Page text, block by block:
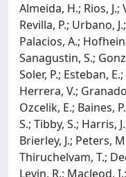
Almeida, H.; Rios,
Revilla, P.; Urbano,
Palacios, A.;
Sanagustin, S.;
Soler, P.; Esteban,
Herrera, V.;
Ozcelik, E.; Baines,
S.; Tibby, S.; Harris,
Brierley, J.; Peters,
Thiruchelvam, T.;
Levin, R.; Macleod,